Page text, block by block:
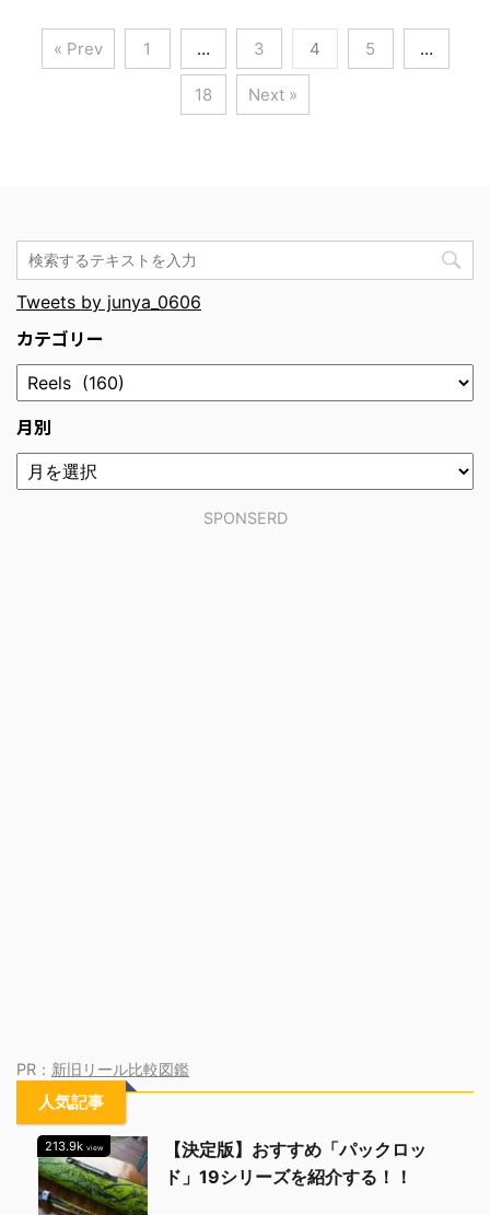
« Prev 1 … 3 4 5 …
18 Next »
Tweets by junya_0606
カテゴリー
月別
SPONSERD
PR： 新旧リール比較図鑑
人気記事
213.9k view
【決定版】おすすめ「パックロッ
ド」19シリーズを紹介する！！